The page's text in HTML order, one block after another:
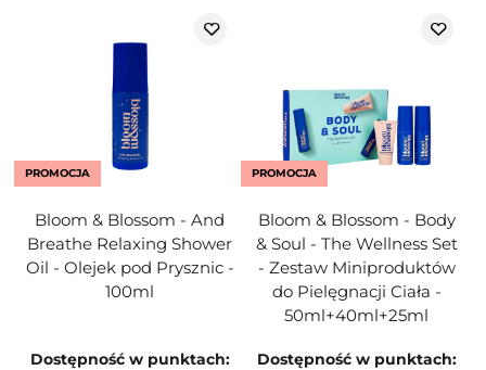
PROMOCJA
Bloom & Blossom - And
Breathe Relaxing Shower
Oil - Olejek pod Prysznic -
100ml
Dostępność w punktach:
PROMOCJA
Bloom & Blossom - Body
& Soul - The Wellness Set
- Zestaw Miniproduktów
do Pielęgnacji Ciała -
50ml+40ml+25ml
Dostępność w punktach: